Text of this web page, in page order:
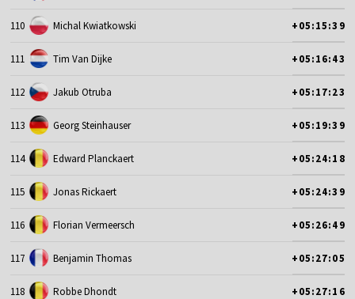
110 Michal Kwiatkowski +05:15:39
111 Tim Van Dijke +05:16:43
112 Jakub Otruba +05:17:23
113 Georg Steinhauser +05:19:39
114 Edward Planckaert +05:24:18
115 Jonas Rickaert +05:24:39
116 Florian Vermeersch +05:26:49
117 Benjamin Thomas +05:27:05
118 Robbe Dhondt +05:27:16